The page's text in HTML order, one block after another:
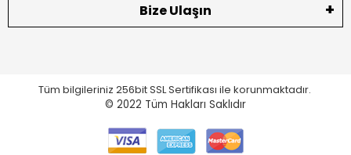
Bize Ulaşın
Tüm bilgileriniz 256bit SSL Sertifikası ile korunmaktadır.
© 2022 Tüm Hakları Saklıdır